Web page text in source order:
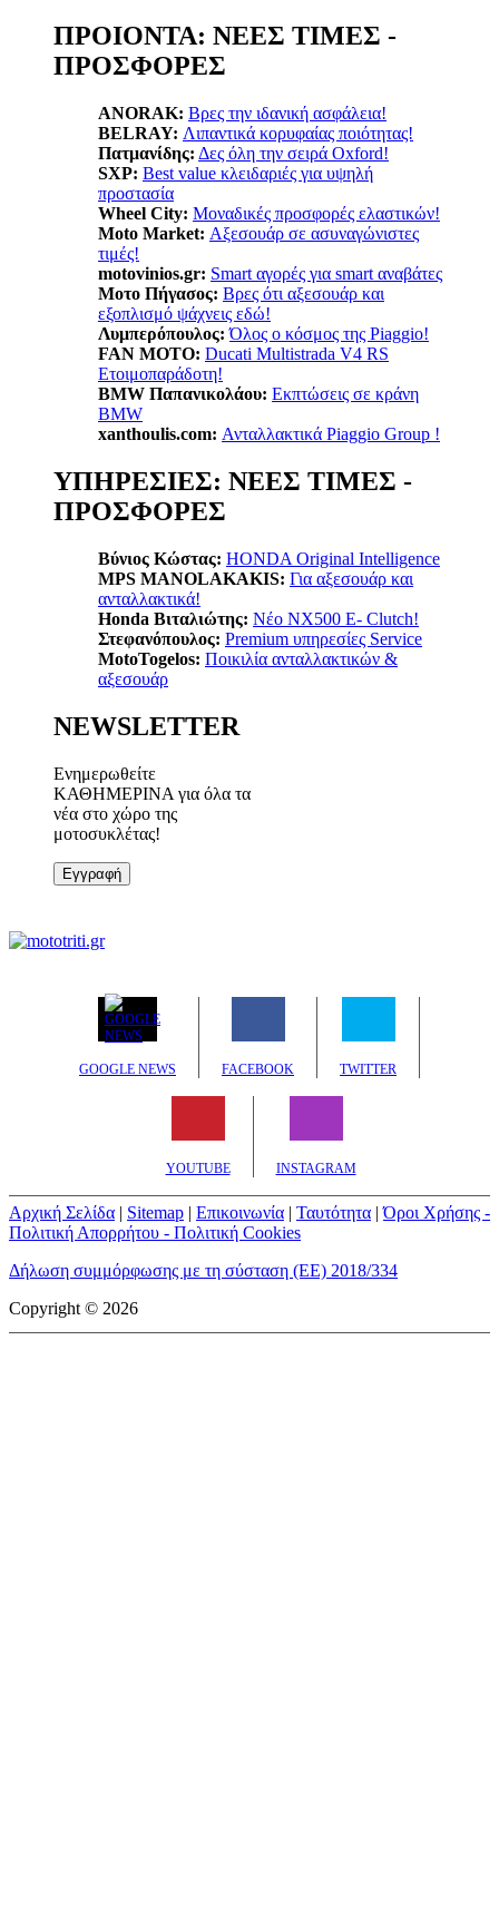
ΠΡΟΙΟΝΤΑ: ΝΕΕΣ ΤΙΜΕΣ -
ΠΡΟΣΦΟΡΕΣ
ANORAK: Βρες την ιδανική ασφάλεια!
BELRAY: Λιπαντικά κορυφαίας ποιότητας!
Πατμανίδης: Δες όλη την σειρά Oxford!
SXP: Βest value κλειδαριές για υψηλή
προστασία
Wheel City: Μοναδικές προσφορές ελαστικών!
Moto Market: Αξεσουάρ σε ασυναγώνιστες
τιμές!
motovinios.gr: Smart αγορές για smart αναβάτες
Μοτο Πήγασος: Βρες ότι αξεσουάρ και
εξοπλισμό ψάχνεις εδώ!
Λυμπερόπουλος: Όλος ο κόσμος της Piaggio!
FAN MOTO: Ducati Multistrada V4 RS
Ετοιμοπαράδοτη!
BMW Παπανικολάου: Εκπτώσεις σε κράνη
BMW
xanthoulis.com: Ανταλλακτικά Piaggio Group !
ΥΠΗΡΕΣΙΕΣ: ΝΕΕΣ ΤΙΜΕΣ -
ΠΡΟΣΦΟΡΕΣ
Βύνιος Κώστας: ΗΟΝDA Original Intelligence
MPS MANOLAKAKIS: Για αξεσουάρ και
ανταλλακτικά!
Honda Βιταλιώτης: Nέο ΝΧ500 Ε- Clutch!
Στεφανόπουλος: Premium υπηρεσίες Service
MotoTogelos: Ποικιλία ανταλλακτικών &
αξεσουάρ
NEWSLETTER
Ενημερωθείτε
ΚΑΘΗΜΕΡΙΝΑ για όλα τα
νέα στο χώρο της
μοτοσυκλέτας!
Εγγραφή
GOOGLE NEWS FACEBOOK TWITTER
YOUTUBE INSTAGRAM
Αρχική Σελίδα | Sitemap | Επικοινωνία | Ταυτότητα |Όροι Χρήσης -
Πολιτική Απορρήτου - Πολιτική Cookies
Δήλωση συμμόρφωσης με τη σύσταση (ΕΕ) 2018/334
Copyright © 2026